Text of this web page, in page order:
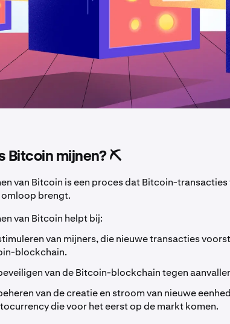
Bitcoin mijnen? ⛏️
van Bitcoin is een proces dat Bitcoin-
omloop brengt.
van Bitcoin helpt bij:
van mijners, die nieuwe transacties
blockchain.
van de Bitcoin-blockchain tegen
van de creatie en stroom van nieuwe
die voor het eerst op de markt komen.